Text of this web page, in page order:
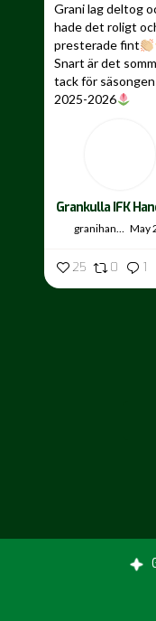
Grani lag deltog
hade det roligt
presterade fint
Snart är det
tack för säsongen
2025-2026
Grankulla IFK
granihandis May
25 0 1